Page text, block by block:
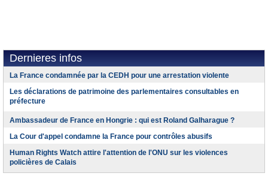
Dernieres infos
La France condamnée par la CEDH pour une arrestation violente
Les déclarations de patrimoine des parlementaires consultables en
préfecture
Ambassadeur de France en Hongrie : qui est Roland Galharague ?
La Cour d'appel condamne la France pour contrôles abusifs
Human Rights Watch attire l'attention de l'ONU sur les violences
policières de Calais